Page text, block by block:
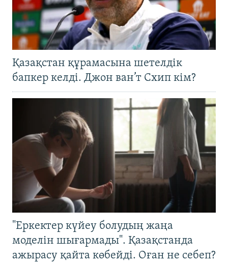
Қазақстан құрамасына шетелдік
бапкер келді. Джон ван’т Схип кім?
"Еркектер күйеу болудың жаңа
моделін шығармады". Қазақстанда
ажырасу қайта көбейді. Оған не себеп?